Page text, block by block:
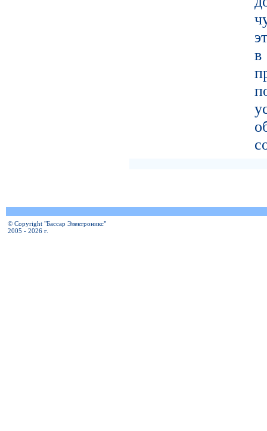
© Copyright "Бассар Электроникс"
2005 - 2026 г.